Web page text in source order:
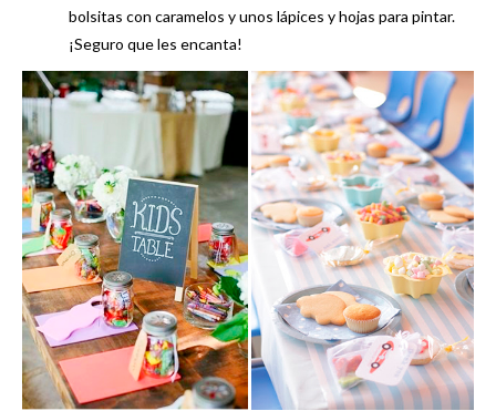
bolsitas con caramelos y unos lápices y hojas para pintar.
¡Seguro que les encanta!